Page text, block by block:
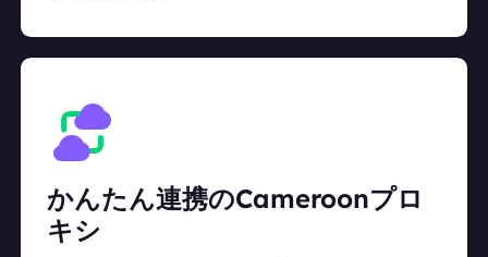
かんたん連携のCameroonプロ
キシ